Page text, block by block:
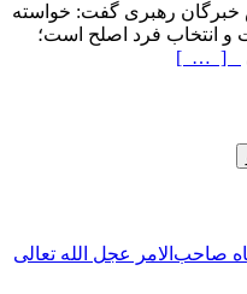
خبرگان رهبری گفت: خواسته
و انتخاب فرد اصلح است؛
[ … ]